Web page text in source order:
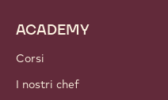
ACADEMY
Corsi
I nostri chef